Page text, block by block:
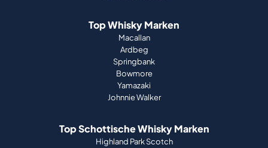
Top Whisky Marken
Macallan
Ardbeg
Springbank
Bowmore
Yamazaki
Johnnie Walker
Top Schottische Whisky Marken
Highland Park Scotch